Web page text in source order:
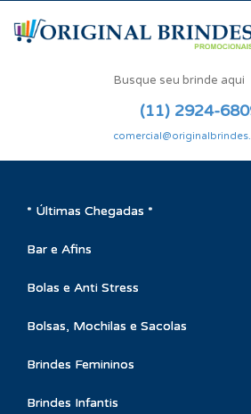
(11) 2924-
* Últimas Chegadas *
Bar e Afins
Bolas e Anti Stress
Bolsas, Mochilas e Sacolas
Brindes Femininos
Brindes Infantis